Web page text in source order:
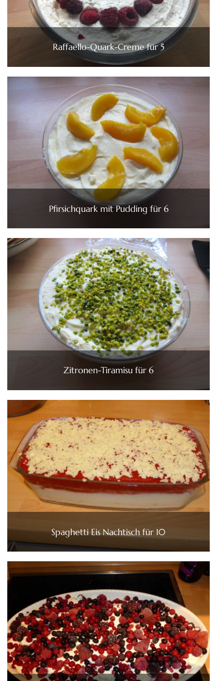
Raffaello-Quark-Creme für 5
Pfirsichquark mit Pudding für 6
Zitronen-Tiramisu für 6
Spaghetti Eis Nachtisch für 10